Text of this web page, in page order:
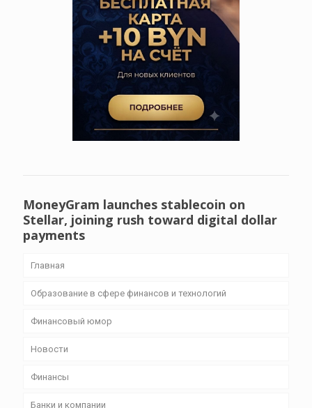
MoneyGram launches stablecoin on
Stellar, joining rush toward digital dollar
payments
Главная
Образование в сфере финансов и технологий
Финансовый юмор
Новости
Финансы
Банки и компании